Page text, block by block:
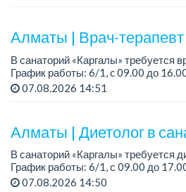
График работы: 6/1, с 09.00 до
Все...
Алматы | Врач-терапевт
В санаторий «Каргалы» требуется
График работы: 6/1, c 09.00 до
12.00.
07.08.2026 14:51
Алматы | Диетолог в
В санаторий «Каргалы» требуется
График работы: 6/1, с 09.00 до
12.00.
07.08.2026 14:50